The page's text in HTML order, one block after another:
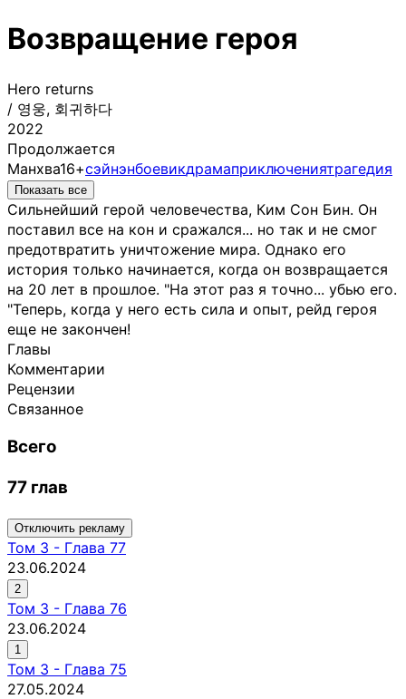
Возвращение героя
Hero returns
/ 영웅, 회귀하다
2022
Продолжается
Манхва16+сэйнэнбоевикдрамаприключениятрагедия
Показать все
Сильнейший герой человечества, Ким Сон Бин. Он
поставил все на кон и сражался... но так и не смог
предотвратить уничтожение мира. Однако его
история только начинается, когда он возвращается
на 20 лет в прошлое. "На этот раз я точно... убью его.
"Теперь, когда у него есть сила и опыт, рейд героя
еще не закончен!
Главы
Комментарии
Рецензии
Связанное
Всего
77 глав
Отключить рекламу
Том 3 - Глава 77
23.06.2024
2
Том 3 - Глава 76
23.06.2024
1
Том 3 - Глава 75
27.05.2024